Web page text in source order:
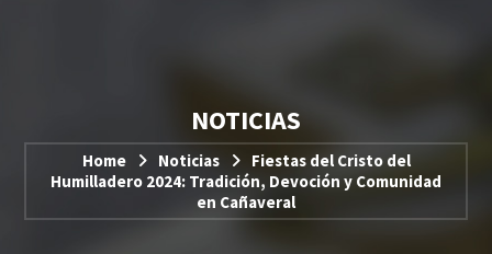
NOTICIAS
Home Noticias
Fiestas del Cristo del
Humilladero 2024: Tradición, Devoción y Comunidad
en Cañaveral